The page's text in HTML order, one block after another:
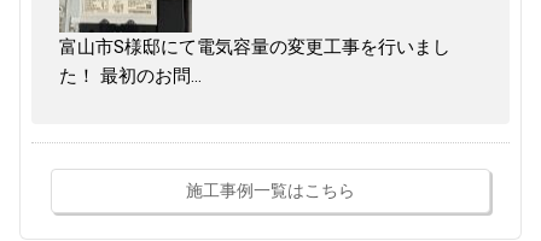
富山市S様邸にて電気容量の変更工事を行いまし
た！ 最初のお問…
施工事例一覧はこちら